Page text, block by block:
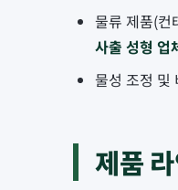
물류 제품(컨
사출 성형 업
물성 조정 및
제품